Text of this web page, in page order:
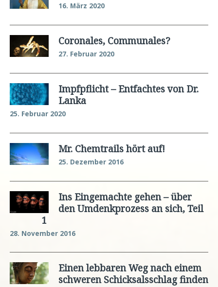
16. März 2020
Coronales, Communales?
27. Februar 2020
Impfpflicht – Entfachtes von Dr.
Lanka
25. Februar 2020
Mr. Chemtrails hört auf!
25. Dezember 2016
Ins Eingemachte gehen – über
den Umdenkprozess an sich, Teil
1
28. November 2016
Einen lebbaren Weg nach einem
schweren Schicksalsschlag finden